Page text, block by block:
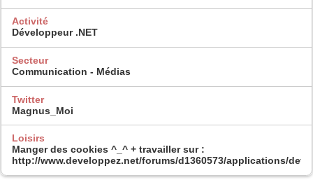
Activité
Développeur .NET
Secteur
Communication - Médias
Twitter
Magnus_Moi
Loisirs
Manger des cookies ^_^ + travailler sur :
http://www.developpez.net/forums/d1360573/applications/dev